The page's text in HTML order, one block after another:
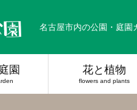
名古屋市内の公園・庭園
園 花と植物
flowers and plants